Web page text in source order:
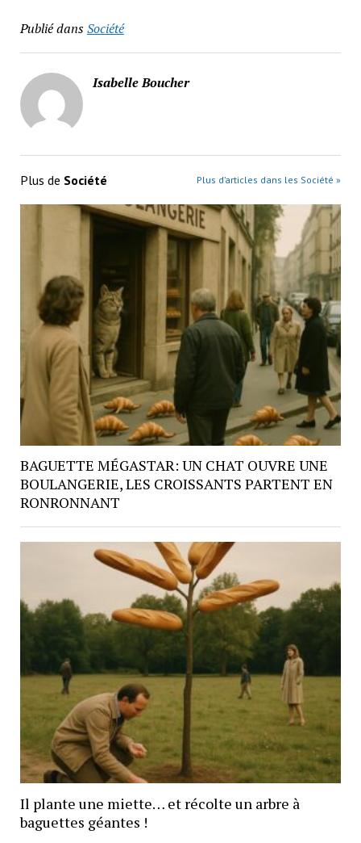
Publié dansSociété
Isabelle Boucher
Plus de Société Plus d’articles dans les Société »
BAGUETTE MÉGASTAR: UN CHAT OUVRE UNE
BOULANGERIE, LES CROISSANTS PARTENT EN
RONRONNANT
Il plante une miette… et récolte un arbre à
baguettes géantes !